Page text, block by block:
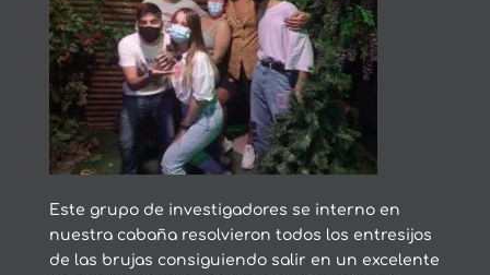
Este grupo de investigadores se interno en
nuestra cabaña resolvieron todos los entresijos
de las brujas consiguiendo salir en un excelente